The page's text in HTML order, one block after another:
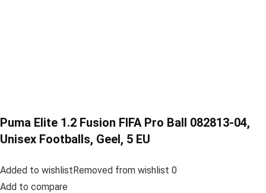
Puma Elite 1.2 Fusion FIFA Pro Ball 082813-04,
Unisex Footballs, Geel, 5 EU
Added to wishlistRemoved from wishlist 0
Add to compare